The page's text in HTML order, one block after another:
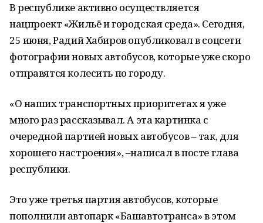
В республике активно осуществляется
нацпроект «Жильё и городская среда». Сегодня,
25 июня, Радий Хабиров опубликовал в соцсети
фотографии новых автобусов, которые уже скоро
отправятся колесить по городу.
«О наших транспортных приоритетах я уже
много раз рассказывал. А эта картинка с
очередной партией новых автобусов – так, для
хорошего настроения», –написал в посте глава
республики.
Это уже третья партия автобусов, которые
пополнили автопарк «Башавтотранса» в этом